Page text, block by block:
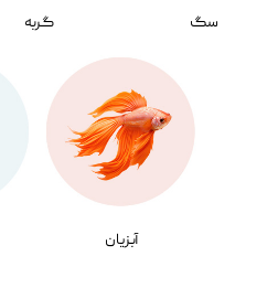
سگ گربه
آبزیان